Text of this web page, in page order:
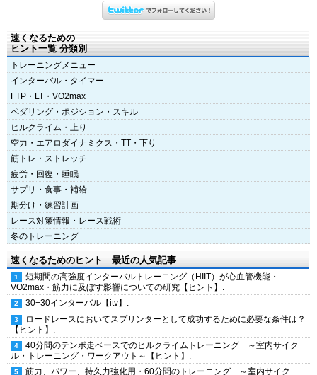
速くなるための
ヒント一覧 分類別
トレーニングメニュー
インターバル・タイマー
FTP・LT・VO2max
ペダリング・ポジション・スキル
ヒルクライム・上り
空力・エアロダイナミクス・TT・下り
筋トレ・ストレッチ
疲労・回復・睡眠
サプリ・食事・補給
期分け・練習計画
レース対策情報・レース戦術
冬のトレーニング
速くなるためのヒント 最近の人気記事
短期間の高強度インターバルトレーニング（HIIT）が心血管機能・
VO2max・筋力に及ぼす影響についての研究【ヒント】.
30+30インターバル【itv】.
ロードレースにおいてスプリンターとして成功するために必要な条件は？
【ヒント】.
40分間のテンポ走ペースでのヒルクライムトレーニング ～室内サイク
ル・トレーニング・ワークアウト～【ヒント】.
筋力、パワー、持久力強化用・60分間のトレーニング ～室内サイク